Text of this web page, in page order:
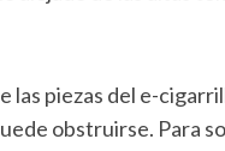
las piezas del e-
obstruirse. Para